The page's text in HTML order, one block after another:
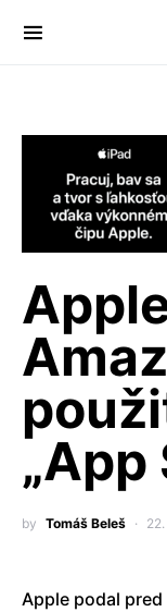
„App
by Tomáš Beleš
Apple podal